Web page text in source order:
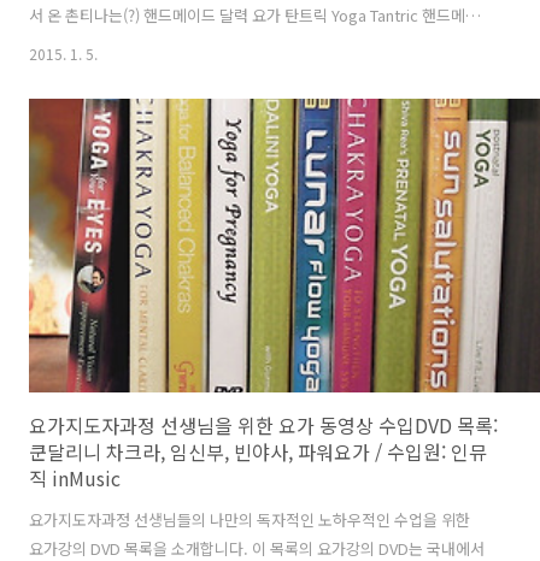
서 온 촌티나는(?) 핸드메이드 달력 요가 탄트릭 Yoga Tantric 핸드메이
드 종이 한지에 인쇄한 먹선에 핸드페인팅으로 물감을 그린 투박한 만다
트 만다라, 히말라야 그림, 티베트 불교의 상징물 팔길상이 있습니다. 표
지 포함해서 1장에 2개월씩 총 7장의 요가 얀트라 만다라 그림이 담겨 있
습니다. 달력이 필요한 분께서는 명상 요가용품 전문 가게 Tantra에서 판
매하고 있으니 구경해보세요. 핸드메이드 달력 시리즈는 투박하고 조잡
한 물감 그림 덕분에 요가 선생님들이 아주 마음에 들어하시는 요가원 ..
2015. 1. 5.
요가지도자과정 선생님을 위한 요가 동영상 수입DVD 목록:
쿤달리니 차크라, 임신부, 빈야사, 파워요가 / 수입원: 인뮤
직 inMusic
요가지도자과정 선생님들의 나만의 독자적인 노하우적인 수업을 위한
요가강의 DVD 목록을 소개합니다. 이 목록의 요가강의 DVD는 국내에서